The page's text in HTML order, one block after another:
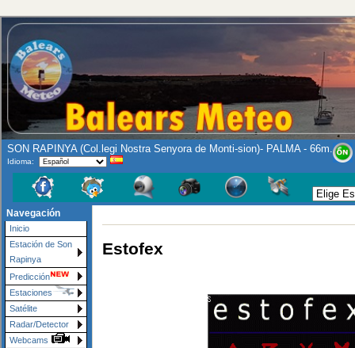
SON RAPINYA (Col.legi Nostra Senyora de Monti-sion)- PALMA - 66m.
Idioma:
Navegación
Inicio
Estación de Son
Rapinya
Predicción
Estaciones
Satélite
Radar/Detector
Webcams
Estofex